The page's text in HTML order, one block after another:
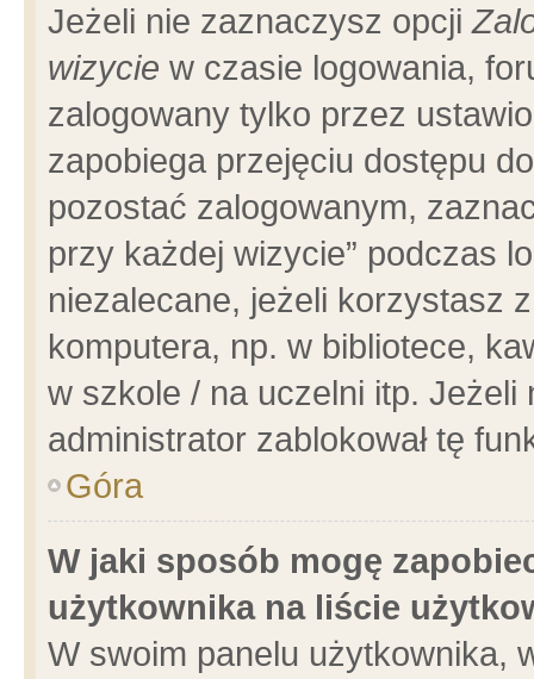
Jeżeli nie zaznaczysz opcji
wizycie w czasie logowania,
zalogowany tylko przez
zapobiega przejęciu dostępu
pozostać zalogowanym,
przy każdej wizycie” podczas
niezalecane, jeżeli korzystasz
komputera, np. w bibliotece,
w szkole / na uczelni itp.
administrator zablokował tę
Góra
W jaki sposób mogę
użytkownika na liście
W swoim panelu użytkownika,